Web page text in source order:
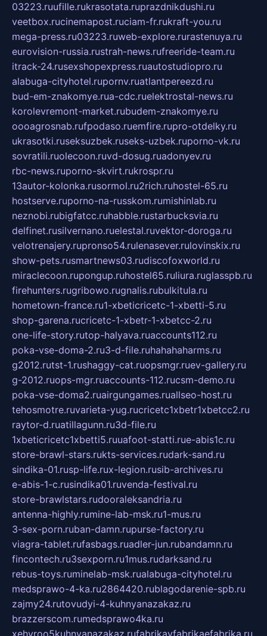
03223.ruufille.rukrasotata.ruprazdnikdushi.ru
veetbox.rucinemapost.ruciam-fr.rukraft-you.ru
mega-press.ru03223.ruweb-explore.rurastenuya.ru
eurovision-russia.rustrah-news.rufreeride-team.ru
itrack-24.rusexshopexpress.ruautostudiopro.ru
alabuga-cityhotel.rupornv.ruatlantpereezd.ru
bud-em-znakomye.rua-cdc.ruelektrostal-news.ru
korolevremont-market.rubudem-znakomye.ru
oooagrosnab.rufpodaso.ruemfire.rupro-otdelky.ru
ukrasotki.ruseksuzbek.ruseks-uzbek.ruporno-vk.ru
sovratili.ruolecoon.ruvd-dosug.ruadonyev.ru
rbc-news.ruporno-skvirt.rukrospr.ru
13autor-kolonka.rusormol.ru2rich.ruhostel-65.ru
hostserve.ruporno-na-russkom.rumishinlab.ru
neznobi.rubigfatcc.ruhabble.rustarbucksvia.ru
delfinet.rusilvernano.ruelestal.ruvektor-doroga.ru
velotrenajery.rupronso54.rulenasever.rulovinskix.ru
show-pets.rusmartnews03.rudiscofoxworld.ru
miraclecoon.rupongup.ruhostel65.ruliura.ruglasspb.ru
firehunters.rugribowo.rugnalis.rubulkitula.ru
hometown-france.ru1-xbeticricetc-1-xbetti-5.ru
shop-garena.rucricetc-1-xbetr-1-xbetcc-2.ru
one-life-story.rutop-halyava.ruaccounts112.ru
poka-vse-doma-2.ru3-d-file.ruhahahaharms.ru
g2012.rutst-1.rushaggy-cat.ruopsmgr.ruev-gallery.ru
g-2012.ruops-mgr.ruaccounts-112.rucsm-demo.ru
poka-vse-doma2.ruairgungames.ruallseo-host.ru
tehosmotre.ruvarieta-yug.rucricetc1xbetr1xbetcc2.ru
raytor-d.ruatillagunn.ru3d-file.ru
1xbeticricetc1xbetti5.ruuafoot-statti.rue-abis1c.ru
store-brawl-stars.rukts-services.rudark-sand.ru
sindika-01.rusp-life.rux-legion.rusib-archives.ru
e-abis-1-c.rusindika01.ruvenda-festival.ru
store-brawlstars.rudooraleksandria.ru
antenna-highly.rumine-lab-msk.ru1-mus.ru
3-sex-porn.ruban-damn.rupurse-factory.ru
viagra-tablet.rufasbags.ruadler-jun.rubandamn.ru
fincontech.ru3sexporn.ru1mus.rudarksand.ru
rebus-toys.ruminelab-msk.rualabuga-cityhotel.ru
medsprawo-4-ka.ru2864420.rublagodarenie-spb.ru
zajmy24.rutovudyi-4-kuhnyanazakaz.ru
brazzerscom.rumedsprawo4ka.ru